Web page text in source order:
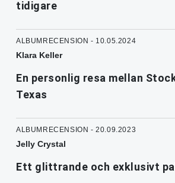
tidigare
ALBUMRECENSION - 10.05.2024
Klara Keller
En personlig resa mellan
Texas
ALBUMRECENSION - 20.09.2023
Jelly Crystal
Ett glittrande och exklusivt